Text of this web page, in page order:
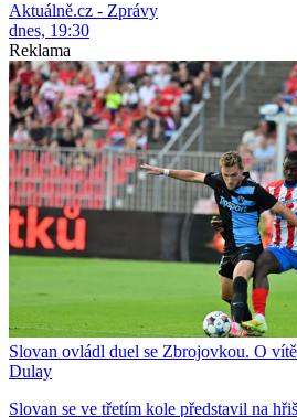
Aktuálně.cz - Zprávy
dnes, 19:30
Reklama
Slovan ovládl duel se Zbrojovkou. O
Dulay
Slovan se ve třetím kole představil na